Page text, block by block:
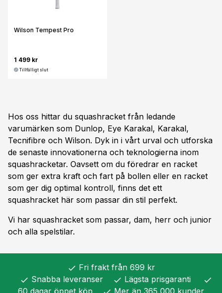
Hos oss hittar du squashracket från ledande
varumärken som Dunlop, Eye Karakal, Karakal,
Tecnifibre och Wilson. Dyk in i vårt urval och utforska
de senaste innovationerna och teknologierna inom
squashracketar. Oavsett om du föredrar en racket
som ger extra kraft och fart på bollen eller en racket
som ger dig optimal kontroll, finns det ett
squashracket här som passar din stil perfekt.
Vi har squashracket som passar, dam, herr och junior
och alla spelstilar.
Wilson Tempest Pro
1 499 kr
Tillfälligt slut
check Fri frakt från 699 kr
check Snabba leveranser check Lägsta prisgaranti check
60 dagar öppet köp Mer än 365 000 kunder